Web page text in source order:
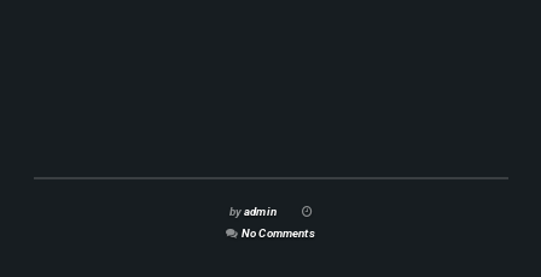
byadmin
No Comments